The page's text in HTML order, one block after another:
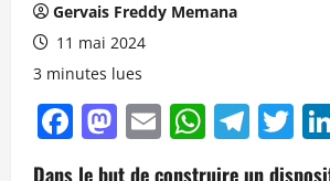
Gervais Freddy Memana
11 mai 2024
3 minutes lues
Facebook
Mastodon
Email
Dans le but de construire un